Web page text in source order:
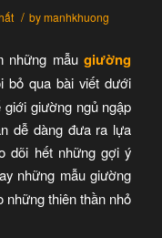
/ bymanhkhuong
những mẫugiường
bỏ qua bài viết dưới
giới giường ngủ ngập
dễ dàng đưa ra lựa
dõi hết những gợi ý
những mẫu giường
những thiên thần nhỏ